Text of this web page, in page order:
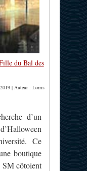
du Bal des
| Auteur : Lorris
d’un
Ce
boutique
SM côtoient